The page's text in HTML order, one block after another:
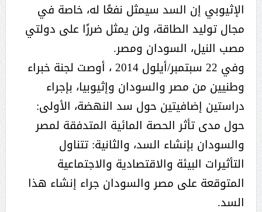
الإثيوبي إن السد سيمثل نفعًا له، خاصة في
مجال توليد الطاقة، ولن يمثل ضررًا على دولتي
مصب النيل، السودان ومصر.
وفي 22 سبتمبر/أيلول 2014 ، أوصت لجنة خبراء
وطنيين من مصر والسودان وإثيوبيا، بإجراء
دراستين إضافيتين حول سد النهضة، الأولى:
حول مدى تأثر الحصة المائية المتدفقة لمصر
والسودان بإنشاء السد، والثانية: تتناول
التأثيرات البيئة والاقتصادية والاجتماعية
المتوقعة على مصر والسودان جراء إنشاء هذا
السد.